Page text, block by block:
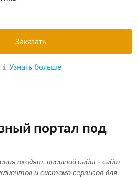
Заказать
Узнать больше
портал под
входят: внешний сайт - сайт
и система сервисов для